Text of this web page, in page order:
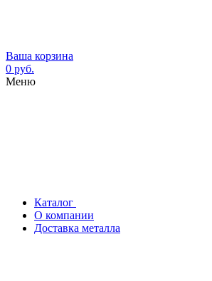
Ваша корзина
0 руб.
Меню
Каталог
О компании
Доставка металла